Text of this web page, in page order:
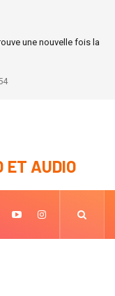
une nouvelle fois la
ET AUDIO